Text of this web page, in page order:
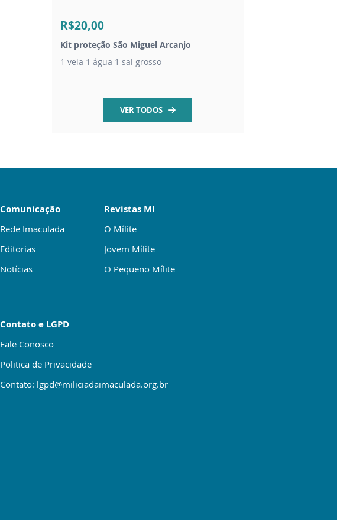
R$20,00
Kit proteção São Miguel Arcanjo
1 vela 1 água 1 sal grosso
VER TODOS
Comunicação
Rede Imaculada
Editorias
Notícias
Revistas MI
O Mílite
Jovem Mílite
O Pequeno Mílite
Contato e LGPD
Fale Conosco
Politica de Privacidade
Contato: lgpd@miliciadaimaculada.org.br